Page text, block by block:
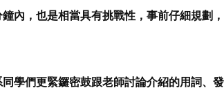
內，也是相當具有挑戰性，事前仔細規劃，
學們更緊鑼密鼓跟老師討論介紹的用詞、發